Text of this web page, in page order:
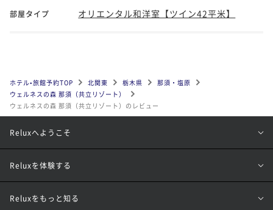
部屋タイプ オリエンタル和洋室【ツイン42平米】
ホテル•旅館予約TOP 北関東 栃木県
那須・塩原
ウェルネスの森 那須（共立リゾート）
ウェルネスの森 那須（共立リゾート）のレビュー
Reluxへようこそ
Reluxを体験する
Reluxをもっと知る